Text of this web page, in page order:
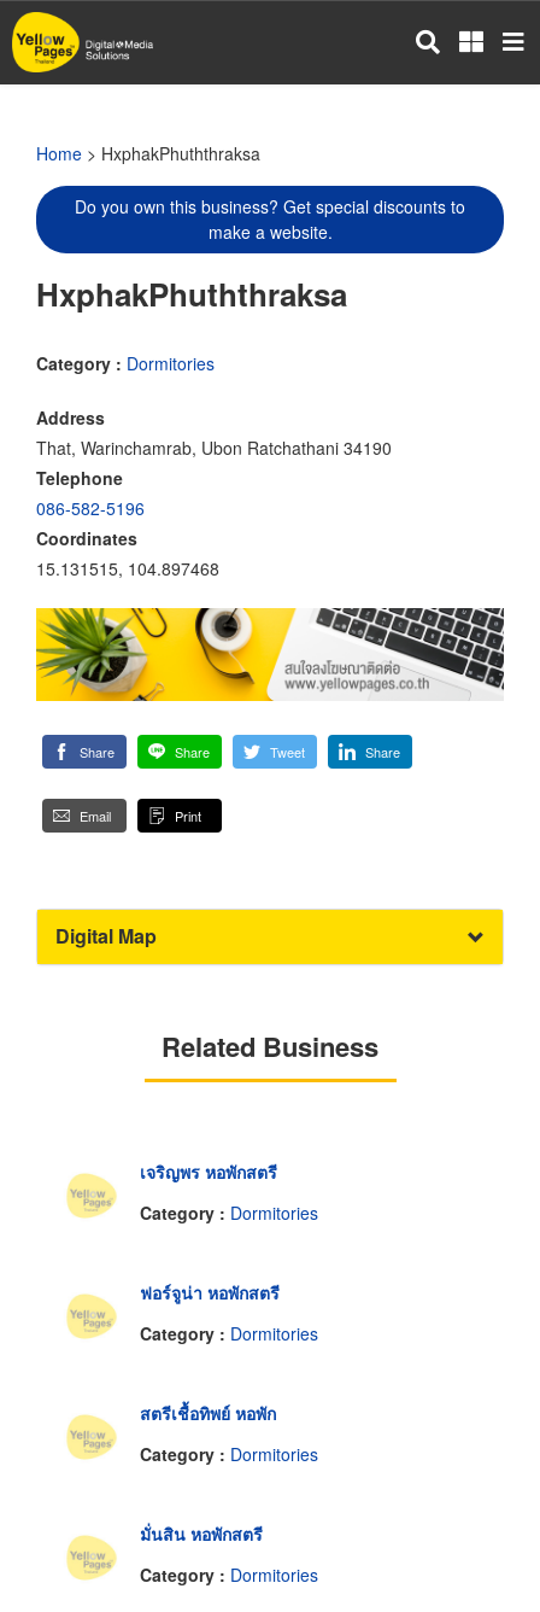
Skip
to
main
Home > HxphakPhuththraksa
Do you own this business? Get special discounts to
make a website.
HxphakPhuththraksa
Category : Dormitories
Address
That, Warinchamrab, Ubon Ratchathani 34190
Telephone
086-582-5196
Coordinates
15.131515, 104.897468
Share Share Tweet Share
Email Print
Digital Map
Related Business
เจริญพร หอพักสตรี
Category : Dormitories
ฟอร์จูน่า หอพักสตรี
Category : Dormitories
สตรีเชื้อทิพย์ หอพัก
Category : Dormitories
มั่นสิน หอพักสตรี
Category : Dormitories